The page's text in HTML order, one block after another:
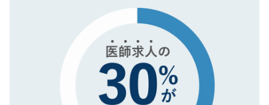
で、機密保持に関してもご安心ください。